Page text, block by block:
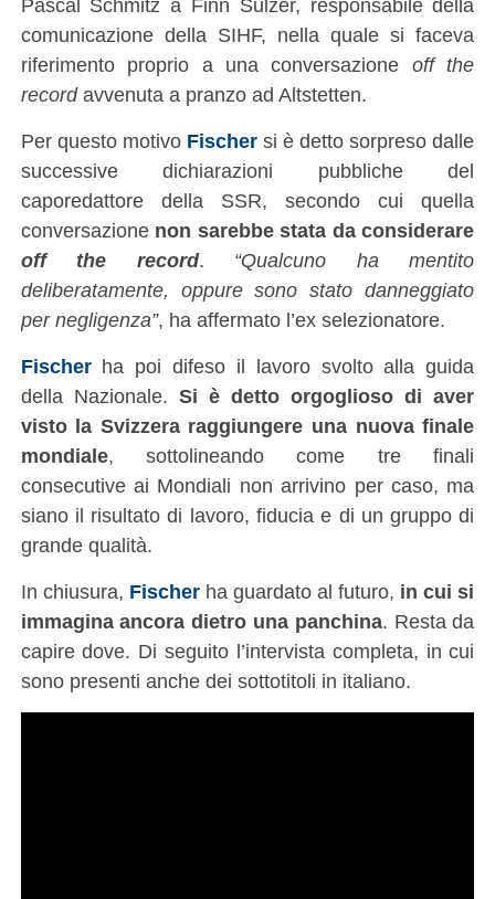
Pascal Schmitz a Finn Sulzer, responsabile della
comunicazione della SIHF, nella quale si faceva
riferimento proprio a una conversazione off the
recordavvenuta a pranzo ad Altstetten.
Per questo motivo Fischersi è detto sorpreso dalle
successive dichiarazioni pubbliche del
caporedattore della SSR, secondo cui quella
conversazione non sarebbe stata da considerare
off the record. “Qualcuno ha mentito
deliberatamente, oppure sono stato danneggiato
per negligenza”, ha affermato l’ex selezionatore.
Fischerha poi difeso il lavoro svolto alla guida
della Nazionale. Si è detto orgoglioso di aver
visto la Svizzera raggiungere una nuova finale
mondiale, sottolineando come tre finali
consecutive ai Mondiali non arrivino per caso, ma
siano il risultato di lavoro, fiducia e di un gruppo di
grande qualità.
In chiusura, Fischerha guardato al futuro, in cui si
immagina ancora dietro una panchina. Resta da
capire dove. Di seguito l’intervista completa, in cui
sono presenti anche dei sottotitoli in italiano.